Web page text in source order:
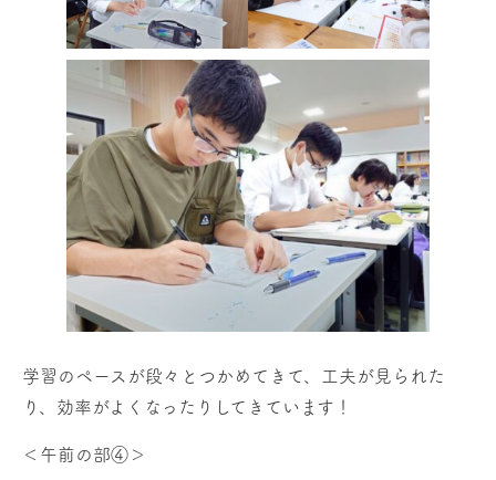
学習のペースが段々とつかめてきて、工夫が見られた
り、効率がよくなったりしてきています！
＜午前の部④＞